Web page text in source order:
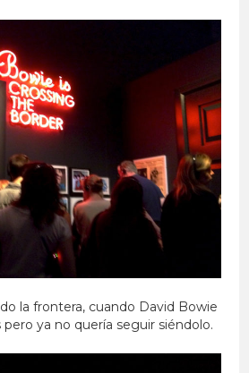
la frontera, cuando David Bowie
pero ya no quería seguir siéndolo.